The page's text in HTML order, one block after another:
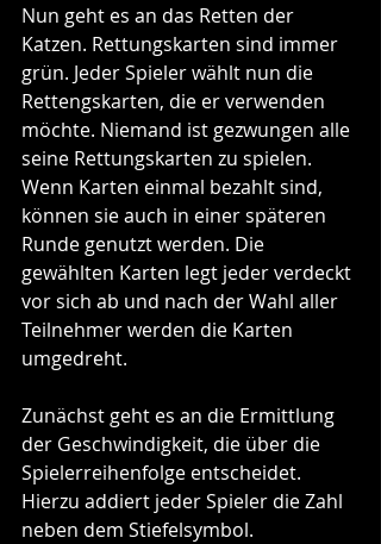
Nun geht es an das Retten der
Katzen. Rettungskarten sind immer
grün. Jeder Spieler wählt nun die
Rettengskarten, die er verwenden
möchte. Niemand ist gezwungen alle
seine Rettungskarten zu spielen.
Wenn Karten einmal bezahlt sind,
können sie auch in einer späteren
Runde genutzt werden. Die
gewählten Karten legt jeder verdeckt
vor sich ab und nach der Wahl aller
Teilnehmer werden die Karten
umgedreht.
Zunächst geht es an die Ermittlung
der Geschwindigkeit, die über die
Spielerreihenfolge entscheidet.
Hierzu addiert jeder Spieler die Zahl
neben dem Stiefelsymbol.